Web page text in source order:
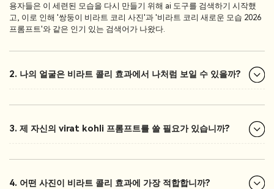
용자들은 이 세련된 모습을 다시 만들기 위해 ai 도구를 검색하기 시작했
고, 이로 인해 '쌍둥이 비라트 코리 사진'과 '비라트 코리 새로운 모습 2026
프롬프트'와 같은 인기 있는 검색어가 나왔다.
2. 나의 얼굴은 비라트 콜리 효과에서 나처럼 보일 수 있을까?
3. 제 자신의 virat kohli 프롬프트를 쓸 필요가 있습니까?
4. 어떤 사진이 비라트 콜리 효과에 가장 적합합니까?